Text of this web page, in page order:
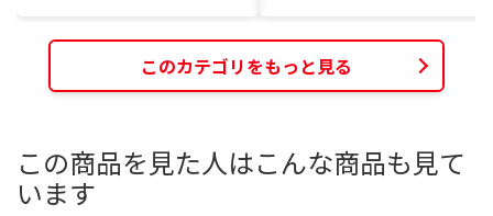
このカテゴリをもっと見る
この商品を見た人はこんな商品も見て
います